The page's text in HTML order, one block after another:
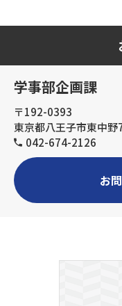
学事部企画課
〒192-0393
東京都八王子市東中野
042-674-2126
お